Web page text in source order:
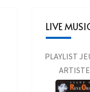
LIVE
PLAYLIST